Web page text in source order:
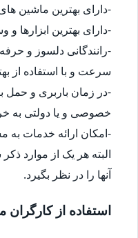
-دارای بهترین ماشین
-دارای بهترین ابزارها و
-رانندگانی دلسوز و
سرعت و با استفاده از
-در زمان باربری و حمل
خصوصی و یا دولتی به
-امکان ارائه خدمات به
البته هر یک از موارد
آنها را در نظر بگیرد.
استفاده از